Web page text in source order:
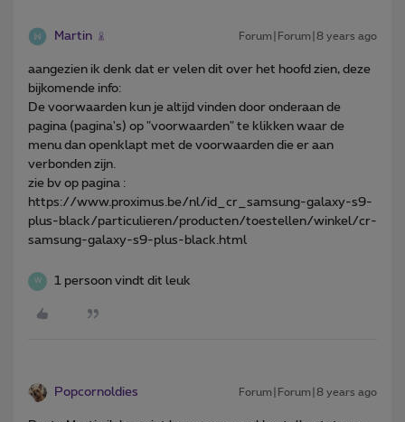
Martin Forum|Forum|8 years ago
aangezien ik denk dat er velen dit over het hoofd zien, deze
bijkomende info:
De voorwaarden kun je altijd vinden door onderaan de
pagina (pagina's) op "voorwaarden" te klikken waar de
menu dan openklapt met de voorwaarden die er aan
verbonden zijn.
zie bv op pagina :
https://www.proximus.be/nl/id_cr_samsung-galaxy-s9-
plus-black/particulieren/producten/toestellen/winkel/cr-
samsung-galaxy-s9-plus-black.html
W 1 persoon vindt dit leuk
Popcornoldies Forum|Forum|8 years ago